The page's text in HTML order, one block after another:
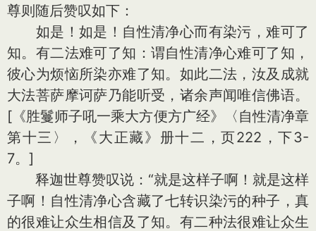
尊则随后赞叹如下：
如是！如是！自性清净心而有染污，难可了
知。有二法难可了知：谓自性清净心难可了知，
彼心为烦恼所染亦难了知。如此二法，汝及成就
大法菩萨摩诃萨乃能听受，诸余声闻唯信佛语。
[《胜鬘师子吼一乘大方便方广经》〈自性清净章
第十三〉，《大正藏》册十二，页222，下3-
7。]
释迦世尊赞叹说：“就是这样子啊！就是这样
子啊！自性清净心含藏了七转识染污的种子，真
的很难让众生相信及了知。有二种法很难让众生